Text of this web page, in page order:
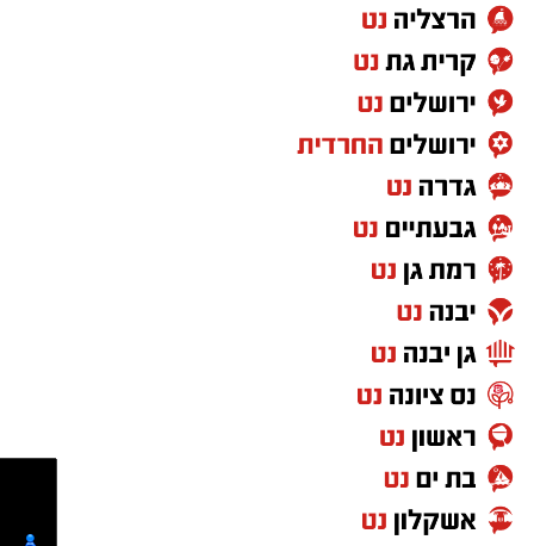
השיתוף בין עיריית נס ציונה, החברה לתרבות ופנאי
ועמותת "כולנו אחים" יחבר בין מתנדבים ותושבים
מכל רחבי העיר. במהלך הערב תיארזנה החבילות
שיצאו לחלוקה מסודרת למשפחות, וכן יתקיים טקס
התייחדות לזכרו של טל.
ראו כאן:
https://www.peach-in.com/cmp/1I0ci8asc?
ref=4vBs2che&lang=he
איפה יש בנס ציונה מצלמות חניה